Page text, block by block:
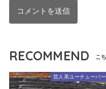
RECOMMEND
芸人系ユーチューバー